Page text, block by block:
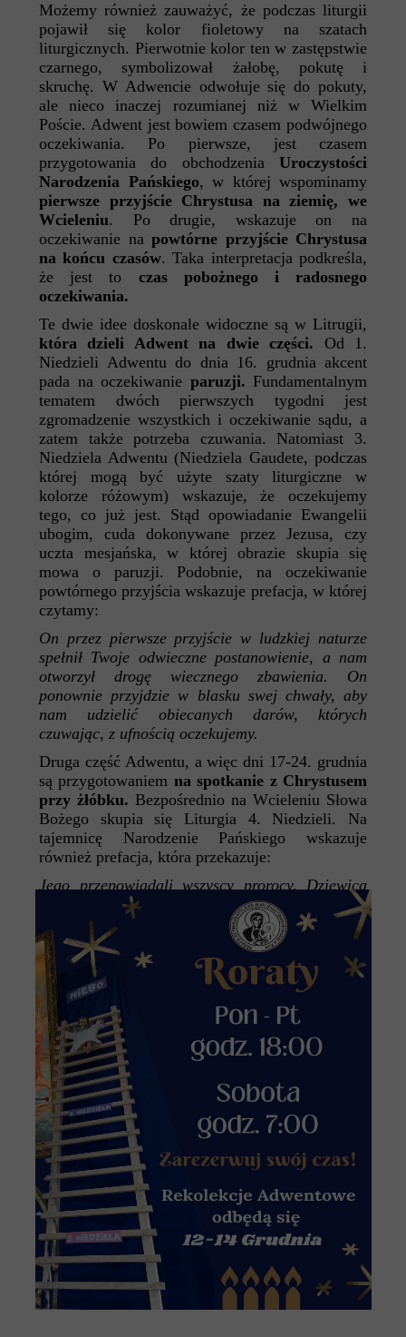
Możemy również zauważyć, że podczas liturgii
pojawił się kolor fioletowy na szatach
liturgicznych. Pierwotnie kolor ten w zastępstwie
czarnego, symbolizował żałobę, pokutę i
skruchę. W Adwencie odwołuje się do pokuty,
ale nieco inaczej rozumianej niż w Wielkim
Poście. Adwent jest bowiem czasem podwójnego
oczekiwania. Po pierwsze, jest czasem
przygotowania do obchodzenia Uroczystości
Narodzenia Pańskiego, w której wspominamy
pierwsze przyjście Chrystusa na ziemię, we
Wcieleniu. Po drugie, wskazuje on na
oczekiwanie na powtórne przyjście Chrystusa
na końcu czasów. Taka interpretacja podkreśla,
że jest to czas pobożnego i radosnego
oczekiwania.
Te dwie idee doskonale widoczne są w Litrugii,
która dzieli Adwent na dwie części. Od 1.
Niedzieli Adwentu do dnia 16. grudnia akcent
pada na oczekiwanie paruzji. Fundamentalnym
tematem dwóch pierwszych tygodni jest
zgromadzenie wszystkich i oczekiwanie sądu, a
zatem także potrzeba czuwania. Natomiast 3.
Niedziela Adwentu (Niedziela Gaudete, podczas
której mogą być użyte szaty liturgiczne w
kolorze różowym) wskazuje, że oczekujemy
tego, co już jest. Stąd opowiadanie Ewangelii
ubogim, cuda dokonywane przez Jezusa, czy
uczta mesjańska, w której obrazie skupia się
mowa o paruzji. Podobnie, na oczekiwanie
powtórnego przyjścia wskazuje prefacja, w której
czytamy:
On przez pierwsze przyjście w ludzkiej naturze
spełnił Twoje odwieczne postanowienie, a nam
otworzył drogę wiecznego zbawienia. On
ponownie przyjdzie w blasku swej chwały, aby
nam udzielić obiecanych darów, których
czuwając, z ufnością oczekujemy.
Druga część Adwentu, a więc dni 17-24. grudnia
są przygotowaniem na spotkanie z Chrystusem
przy żłóbku. Bezpośrednio na Wcieleniu Słowa
Bożego skupia się Liturgia 4. Niedzieli. Na
tajemnicę Narodzenie Pańskiego wskazuje
również prefacja, która przekazuje:
Jego przepowiadali wszyscy prorocy, Dziewica
Matka oczekiwała z wielką miłością, Jan
Chrzciciel zwiastował Jego przyjście i ogłosił
Jego obecność wśród ludu. On pozwala nam z
radością przygotować się na święta Jego
Narodzenia, aby gdy przyjdzie, znalazł nas
czuwających na modlitwie i pełnych
wdzięczności.